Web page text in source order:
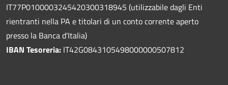
IT77P0100003245420300318945 (utilizzabile dagli Enti
rientranti nella PA e titolari di un conto corrente aperto
presso la Banca d'Italia)
IBAN Tesoreria: IT42G0843105498000000507812